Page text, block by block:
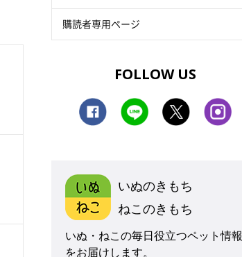
購読者専用ページ
FOLLOW US
いぬのきもち
ねこのきもち
いぬ・ねこの毎日役立つペット情報
をお届けします。